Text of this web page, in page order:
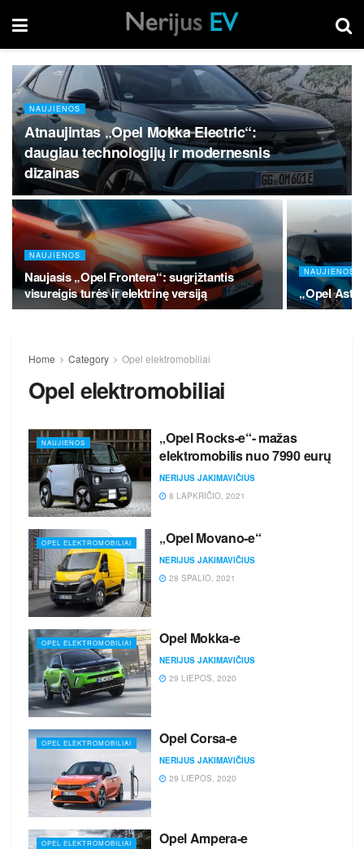
NAUJIENOS
Atnaujintas „Opel Mokka Electric“:
daugiau technologijų ir modernesnis
dizainas
NAUJIENOS
Naujasis „Opel Frontera“: sugrįžtantis
visureigis turės ir elektrinę versiją
NAUJIENOS
„Opel
Home Category Opel elektromobiliai
Opel elektromobiliai
NAUJIENOS
„Opel Rocks-e“- mažas
elektromobilis nuo 7990 eurų
NERIJUS JAKIMAVIČIUS
8 LAPKRIČIO, 2021
OPEL ELEKTROMOBILIAI „Opel Movano-e“
NERIJUS JAKIMAVIČIUS
28 SPALIO, 2021
OPEL ELEKTROMOBILIAI Opel Mokka-e
NERIJUS JAKIMAVIČIUS
29 LIEPOS, 2020
OPEL ELEKTROMOBILIAI Opel Corsa-e
NERIJUS JAKIMAVIČIUS
29 LIEPOS, 2020
OPEL ELEKTROMOBILIAI Opel Ampera-e